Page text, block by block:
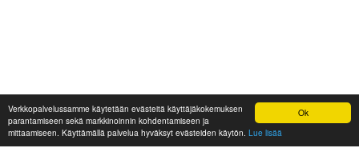
Ok
Verkkopalvelussamme käytetään evästeitä käyttäjäkokemuksen
parantamiseen sekä markkinoinnin kohdentamiseen ja
mittaamiseen. Käyttämällä palvelua hyväksyt evästeiden käytön. Lue lisää